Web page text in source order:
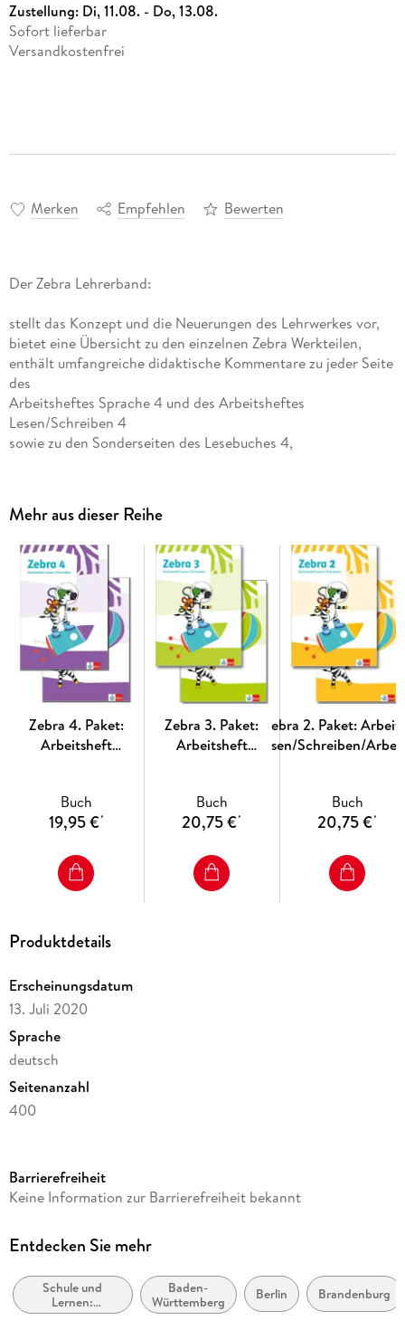
Zustellung: Di, 11.08. - Do, 13.08.
Sofort lieferbar
Versandkostenfrei
Merken Empfehlen Bewerten
Der Zebra Lehrerband:
stellt das Konzept und die Neuerungen des Lehrwerkes vor,
bietet eine Übersicht zu den einzelnen Zebra Werkteilen,
enthält umfangreiche didaktische Kommentare zu jeder Seite
des
Arbeitsheftes Sprache 4 und des Arbeitsheftes
Lesen/Schreiben 4
sowie zu den Sonderseiten des Lesebuches 4,
Der Zebra Materialband enthält
131 Kopiervorlagen mit
weiterführendem Material für den Bereich Sprache
Aufgaben zur differenzierten Förderung der Lese- und
Schreibkompetenz
Lesetexten zu den Kapitelauftaktseiten des Lesebuches 4
didaktisch-methodische Ausführungen zum Bereich
Sprachförderung
Mehr aus dieser Reihe
Zebra 4. Paket:
Arbeitsheft
Sprache Klasse 4
Buch
19,95 €*
Zebra 3. Paket:
Arbeitsheft
Sprache Klasse 3
Buch
20,75 €*
Zebra 2. Paket:
Lesen/Schreiben/
Buch
20,75 €*
Produktdetails
Erscheinungsdatum
13. Juli 2020
Sprache
deutsch
Seitenanzahl
400
Verlag/Hersteller
Produktart
Schulfach
Deutsch/ Kommunikation
Barrierefreiheit
Keine Information zur Barrierefreiheit bekannt
Entdecken Sie mehr
Schule und
Lernen:
Erstspracherwerb
Baden-
Württemberg
Berlin Brandenburg